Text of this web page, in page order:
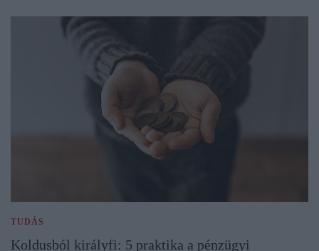
TUDÁS
Koldusból királyfi: 5 praktika a pénzügyi